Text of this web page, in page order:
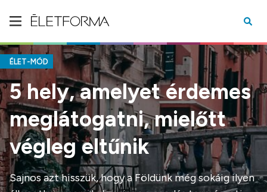
ÉLET-MÓD
5 hely, amelyet érdemes
meglátogatni, mielőtt
végleg eltűnik
Sajnos azt hisszük, hogy a Földünk még sokáig ilyen